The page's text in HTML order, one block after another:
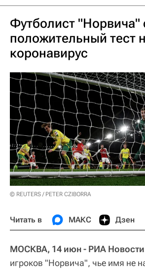
Футболист "Норвича"
положительный тест
коронавирус
© REUTERS / PETER CZIBORRA
Читать в МАКС Дзен
МОСКВА, 14 июн - РИА
игроков "Норвича", чье имя не